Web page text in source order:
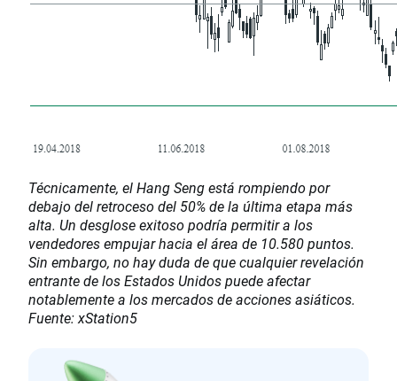
Técnicamente, el Hang Seng está rompiendo por
debajo del retroceso del 50% de la última etapa más
alta. Un desglose exitoso podría permitir a los
vendedores empujar hacia el área de 10.580 puntos.
Sin embargo, no hay duda de que cualquier revelación
entrante de los Estados Unidos puede afectar
notablemente a los mercados de acciones asiáticos.
Fuente: xStation5